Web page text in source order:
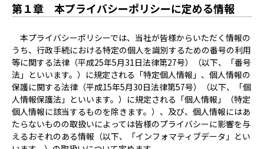
第１章 本プライバシーポリシーに定める情報
本プライバシーポリシーでは、当社が皆様からいただく情報の
うち、行政手続における特定の個人を識別するための番号の利用
等に関する法律（平成25年5月31日法律第27号）（以下、「番号
法」といいます。）に規定される「特定個人情報」、個人情報の
保護に関する法律（平成15年5月30日法律第57号）（以下、「個
人情報保護法」といいます。）に規定される「個人情報」（特定
個人情報に該当するものを除きます。）、及び、個人情報にはあ
たらないものの取扱いによっては皆様のプライバシーに影響を与
えるおそれのある情報（以下、「インフォマティブデータ」とい